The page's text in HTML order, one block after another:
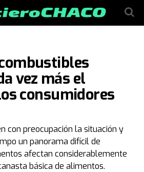
vez más el
consumidores
con preocupación la situación y
un panorama difícil de
afectan considerablemente
básica de alimentos.